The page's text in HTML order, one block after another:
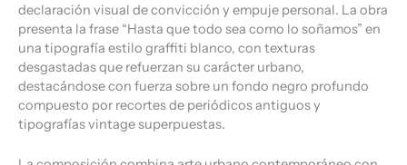
declaración visual de convicción y empuje personal. La obra
presenta la frase “Hasta que todo sea como lo soñamos” en
una tipografía estilo graffiti blanco, con texturas
desgastadas que refuerzan su carácter urbano,
destacándose con fuerza sobre un fondo negro profundo
compuesto por recortes de periódicos antiguos y
tipografías vintage superpuestas.